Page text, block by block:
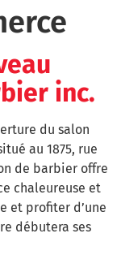
inc.
du salon
au 1875, rue
de barbier offre
chaleureuse et
et profiter d’une
débutera ses